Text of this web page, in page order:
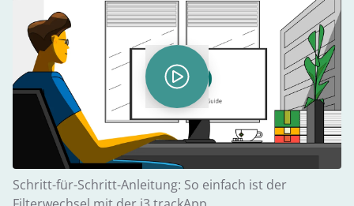
Schritt-für-Schritt-Anleitung: So einfach ist der